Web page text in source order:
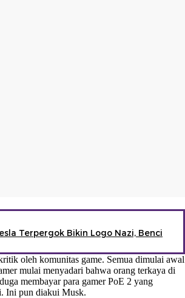
Terpergok Bikin Logo Nazi, Benci
oleh komunitas game. Semua dimulai awal
mulai menyadari bahwa orang terkaya di
membayar para gamer PoE 2 yang
Ini pun diakui Musk.